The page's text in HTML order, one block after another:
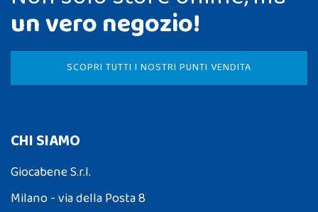
un vero negozio!
SCOPRI TUTTI I NOSTRI PUNTI VENDITA
CHI SIAMO
Giocabene S.r.l.
Milano - via della Posta 8